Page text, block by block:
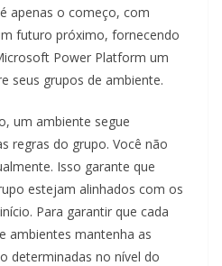
apenas o começo, com
futuro próximo, fornecendo
Power Platform um
seus grupos de ambiente.
um ambiente segue
regras do grupo. Você não
Isso garante que
estejam alinhados com os
Para garantir que cada
ambientes mantenha as
determinadas no nível do